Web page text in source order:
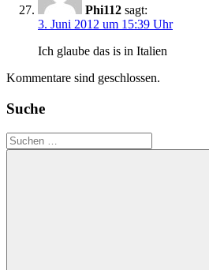
Phi112 sagt:
3. Juni 2012 um 15:39 Uhr
Ich glaube das is in Italien
Kommentare sind geschlossen.
Suche
Suchen
nach: